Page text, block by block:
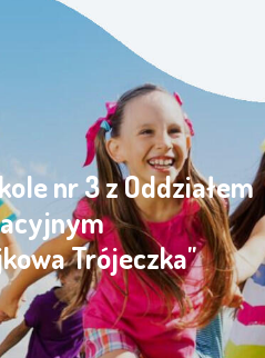
nr 3 z Oddziałem
Trójeczka"